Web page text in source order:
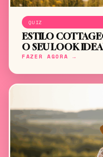
QUIZ
ESTILO
O SEU LOOK
FAZER AGORA →